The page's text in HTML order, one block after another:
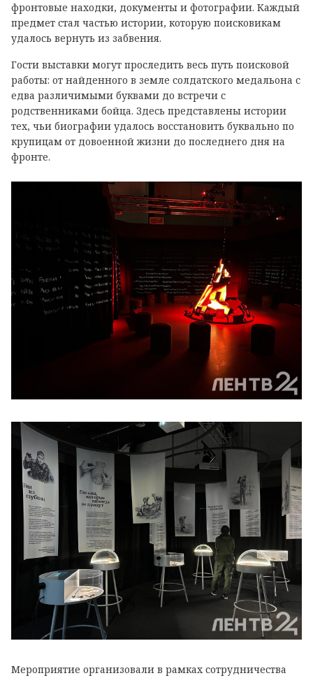
фронтовые находки, документы и фотографии. Каждый
предмет стал частью истории, которую поисковикам
удалось вернуть из забвения.
Гости выставки могут проследить весь путь поисковой
работы: от найденного в земле солдатского медальона с
едва различимыми буквами до встречи с
родственниками бойца. Здесь представлены истории
тех, чьи биографии удалось восстановить буквально по
крупицам от довоенной жизни до последнего дня на
фронте.
Мероприятие организовали в рамках сотрудничества